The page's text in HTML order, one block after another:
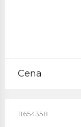
Cena
11654358